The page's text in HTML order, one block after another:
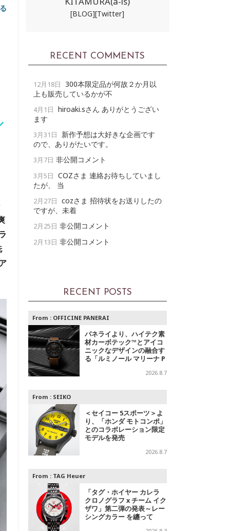
[BLOG][Twitter]
RECENT COMMENTS
12月18日 300本限定品が何故２か月以
上も販売しているかが不
4月1日 hiroaki.sさん ありがとうござい
ます
3月31日
新作予想は大好きな企画です
ので、ありがたいです。
3月7日 非公開コメント
3月5日 COZさま 連絡お待ちしていまし
たが、 当
2月27日 cozさま 招待状をお送りしたの
ですが、未着
2月25日 非公開コメント
2月13日 非公開コメント
RECENT POSTS
From : OFFICINE PANERAI
パネライより、ハイテク素
材カーボテック™とアイコ
ニックなデザインの融合す
る「ルミノール マリーナ P
2026.8.7
From : SEIKO
＜セイコー 5スポーツ＞よ
り、「ホンダ モトコンポ」
とのコラボレーション限定
モデルを発売
2026.8.7
From : TAG Heuer
「タグ・ホイヤー カレラ
クロノグラフ x チーム イク
ザワ」第二弾の発表～レー
シングカラー を纏って